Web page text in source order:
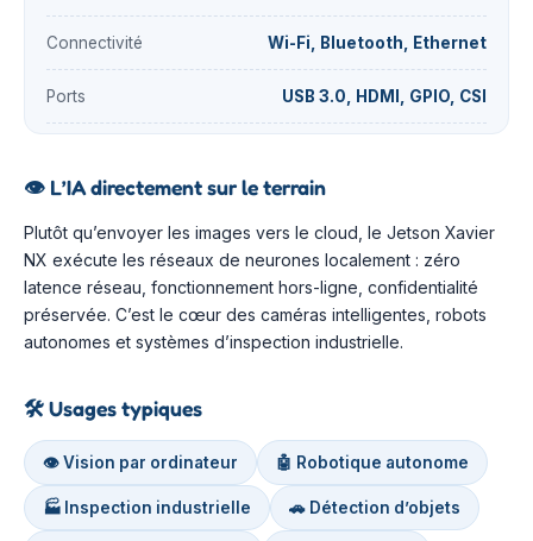
Connectivité Wi-Fi, Bluetooth, Ethernet
Ports USB 3.0, HDMI, GPIO, CSI
👁️ L’IA directement sur le terrain
Plutôt qu’envoyer les images vers le cloud, le Jetson Xavier
NX exécute les réseaux de neurones localement : zéro
latence réseau, fonctionnement hors-ligne, confidentialité
préservée. C’est le cœur des caméras intelligentes, robots
autonomes et systèmes d’inspection industrielle.
🛠️Usages typiques
👁️ Vision par ordinateur 🤖 Robotique autonome
🏭 Inspection industrielle 🚗 Détection d’objets